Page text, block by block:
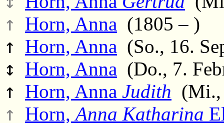
↑ Horn, Anna (1805 – )
↑ Horn, Anna (So., 16.
↕ Horn, Anna (Do., 7.
↑ Horn, Anna Judith (Mi.,
↑ Horn,Anna Katharina